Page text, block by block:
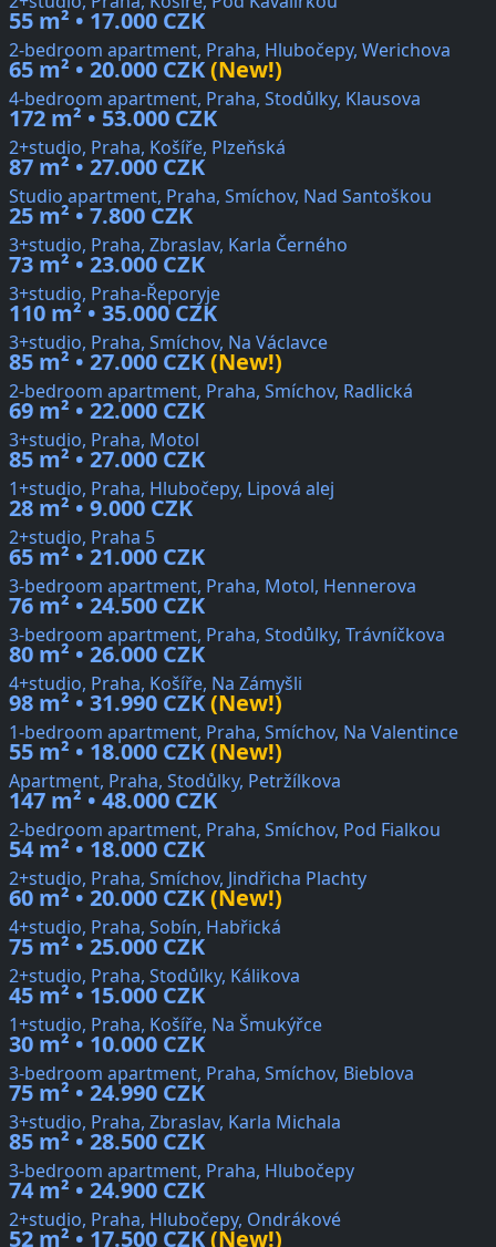
55 m² • 17.000 CZK
2-bedroom apartment, Praha, Hlubočepy, Werichova
65 m² • 20.000 CZK(New!)
4-bedroom apartment, Praha, Stodůlky, Klausova
172 m² • 53.000 CZK
2+studio, Praha, Košíře, Plzeňská
87 m² • 27.000 CZK
Studio apartment, Praha, Smíchov, Nad Santoškou
25 m² • 7.800 CZK
3+studio, Praha, Zbraslav, Karla Černého
73 m² • 23.000 CZK
3+studio, Praha-Řeporyje
110 m² • 35.000 CZK
3+studio, Praha, Smíchov, Na Václavce
85 m² • 27.000 CZK(New!)
2-bedroom apartment, Praha, Smíchov, Radlická
69 m² • 22.000 CZK
3+studio, Praha, Motol
85 m² • 27.000 CZK
1+studio, Praha, Hlubočepy, Lipová alej
28 m² • 9.000 CZK
2+studio, Praha 5
65 m² • 21.000 CZK
3-bedroom apartment, Praha, Motol, Hennerova
76 m² • 24.500 CZK
3-bedroom apartment, Praha, Stodůlky, Trávníčkova
80 m² • 26.000 CZK
4+studio, Praha, Košíře, Na Zámyšli
98 m² • 31.990 CZK(New!)
1-bedroom apartment, Praha, Smíchov, Na Valentince
55 m² • 18.000 CZK(New!)
Apartment, Praha, Stodůlky, Petržílkova
147 m² • 48.000 CZK
2-bedroom apartment, Praha, Smíchov, Pod Fialkou
54 m² • 18.000 CZK
2+studio, Praha, Smíchov, Jindřicha Plachty
60 m² • 20.000 CZK(New!)
4+studio, Praha, Sobín, Habřická
75 m² • 25.000 CZK
2+studio, Praha, Stodůlky, Kálikova
45 m² • 15.000 CZK
1+studio, Praha, Košíře, Na Šmukýřce
30 m² • 10.000 CZK
3-bedroom apartment, Praha, Smíchov, Bieblova
75 m² • 24.990 CZK
3+studio, Praha, Zbraslav, Karla Michala
85 m² • 28.500 CZK
3-bedroom apartment, Praha, Hlubočepy
74 m² • 24.900 CZK
2+studio, Praha, Hlubočepy, Ondrákové
52 m² • 17.500 CZK(New!)